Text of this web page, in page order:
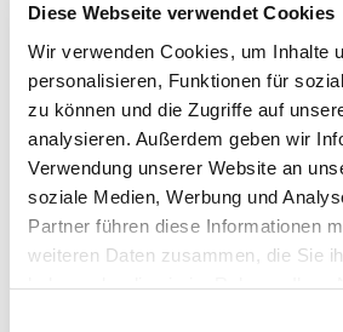
Diese Webseite verwendet Cookies
Wir verwenden Cookies, um Inhalte
personalisieren, Funktionen für
zu können und die Zugriffe auf
analysieren. Außerdem geben wir
Verwendung unserer Website an
soziale Medien, Werbung und
Partner führen diese Informationen
weiteren Daten zusammen, die Sie